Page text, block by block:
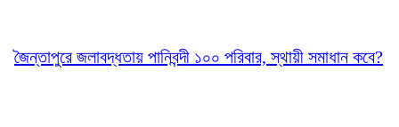
জৈন্তাপুরে জলাবদ্ধতায় পানিবন্দী ১০০ পরিবার, স্থায়ী সমাধান কবে?